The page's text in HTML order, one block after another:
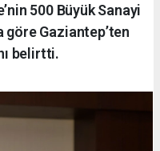
500 Büyük Sanayi
göre Gaziantep’ten
belirtti.